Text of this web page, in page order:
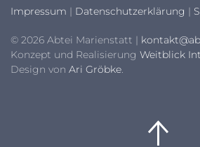
Impressum | Datenschutzerklärung |
© 2026 Abtei Marienstatt |
Konzept und Realisierung Weitblick
Design von Ari Gröbke.